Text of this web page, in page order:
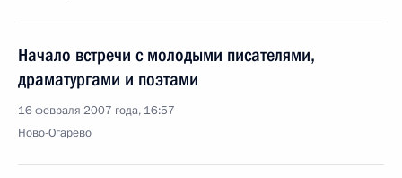
Начало встречи с молодыми писателями,
драматургами и поэтами
16 февраля 2007 года, 16:57
Ново-Огарево